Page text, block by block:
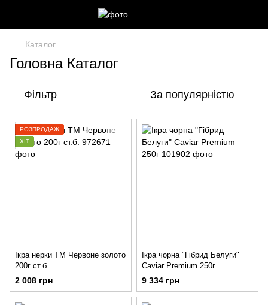
Каталог
Головна Каталог
Фільтр За популярністю
РОЗПРОДАЖ
ХІТ
Ікра нерки ТМ Червоне золото
200г ст.б.
2 008 грн
Ікра чорна "Гібрид Белуги"
Caviar Premium 250г
9 334 грн